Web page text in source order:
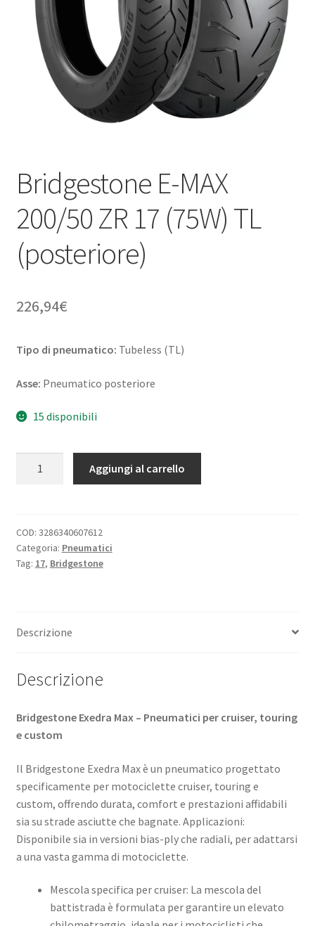
child
Bridgestone E-MAX
200/50 ZR 17 (75W) TL
(posteriore)
226,94€
Tipo di pneumatico: Tubeless (TL)
Asse: Pneumatico posteriore
15 disponibili
ZR
17
(75W)
Aggiungi al carrello
COD: 3286340607612
Categoria: Pneumatici
Tag: 17, Bridgestone
Descrizione
Descrizione
Bridgestone Exedra Max – Pneumatici per cruiser, touring
e custom
Il Bridgestone Exedra Max è un pneumatico progettato
specificamente per motociclette cruiser, touring e
custom, offrendo durata, comfort e prestazioni affidabili
sia su strade asciutte che bagnate. ​Applicazioni:
Disponibile sia in versioni bias-ply che radiali, per adattarsi
a una vasta gamma di motociclette. ​
Mescola specifica per cruiser: La mescola del
battistrada è formulata per garantire un elevato